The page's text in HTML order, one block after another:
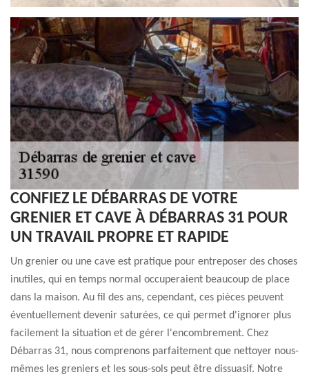
CONFIEZ LE DÉBARRAS DE VOTRE
GRENIER ET CAVE À DÉBARRAS 31 POUR
UN TRAVAIL PROPRE ET RAPIDE
Un grenier ou une cave est pratique pour entreposer des choses
inutiles, qui en temps normal occuperaient beaucoup de place
dans la maison. Au fil des ans, cependant, ces pièces peuvent
éventuellement devenir saturées, ce qui permet d'ignorer plus
facilement la situation et de gérer l'encombrement. Chez
Débarras 31, nous comprenons parfaitement que nettoyer nous-
mêmes les greniers et les sous-sols peut être dissuasif. Notre